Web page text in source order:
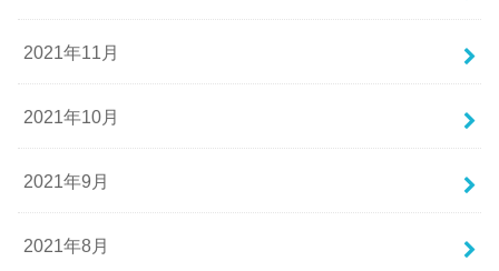
2021年11月
2021年10月
2021年9月
2021年8月